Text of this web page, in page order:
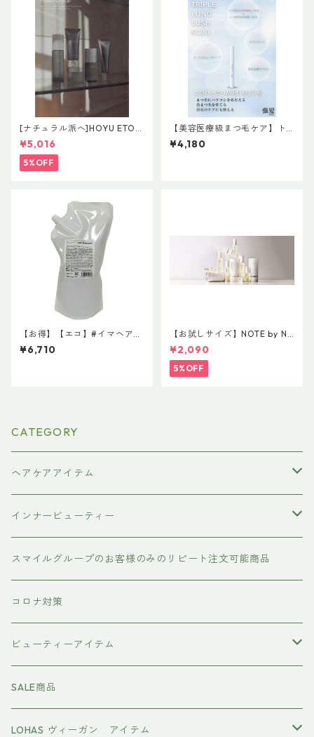
[ナチュラル派へ]HOYU ETOR
AS【Effortless Line】レアバ
ーム＆グレイズオイルセット
¥5,016
5%OFF
【美容医療級まつ毛ケア】ト
リプルロングラッシュ SC30
再生医療で注目の美容成分を
¥4,180
【お得】【エコ】#イマヘアケ
アシャンプー 800mL レフィ
ル
¥6,710
【お試しサイズ】NOTE by N.
30ml NEW NOTE by N.オイル
30mL NOTE by N. STYLING
OIL ノート バイ エヌドット ス
タイリングオイル
¥2,090
5%OFF
CATEGORY
ヘアケアアイテム
シャンプー
#イマヘア
the u （bihatsu）
トリートメント ヘアマスク（インバス）
流さないトリートメント（アウトバス）
#イマヘア
頭皮ケアアイテム
強髪
スタイリング剤
インナービューティー
あおつぶ
スマイルグループのお客様のみのリピート注文可能商品
コロナ対策
ビューティーアイテム
MTG REFA
ヤーマン YAMAN
SALE商品
LOHAS ヴィーガン アイテム